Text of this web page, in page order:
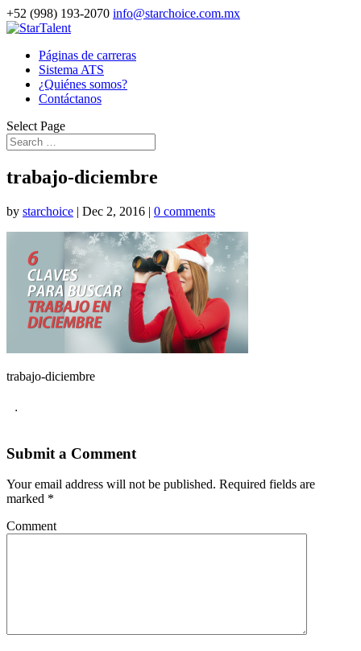
+52 (998) 193-2070 info@starchoice.com.mx
Páginas de carreras
Sistema ATS
¿Quiénes somos?
Contáctanos
Select Page
trabajo-diciembre
by starchoice | Dec 2, 2016 | 0 comments
trabajo-diciembre
.
Submit a Comment
Your email address will not be published. Required fields are
marked *
Comment